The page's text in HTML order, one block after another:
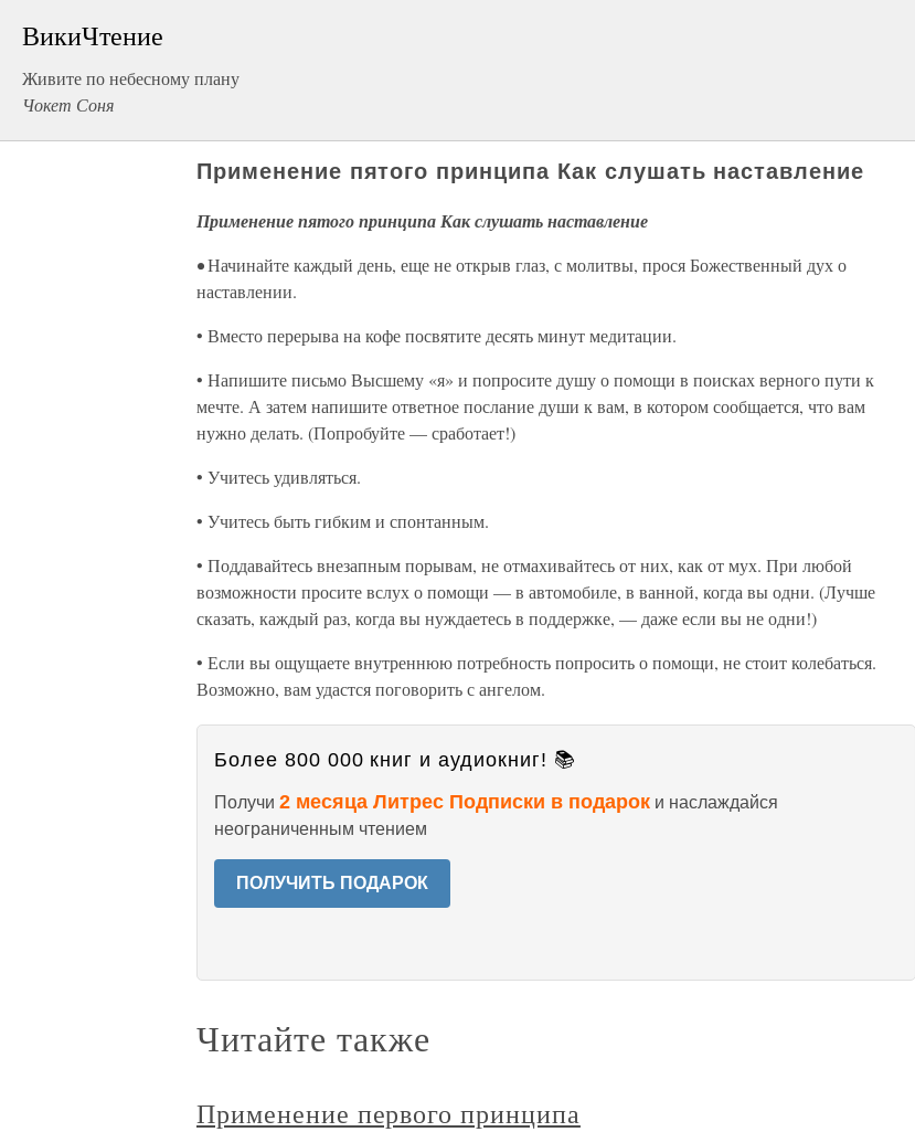
ВикиЧтение
Живите по небесному плану
Чокет Соня
Применение пятого принципа Как слушать наставление
Применение пятого принципа Как слушать наставление
•Начинайте каждый день, еще не открыв глаз, с молитвы, прося Божественный дух о
наставлении.
• Вместо перерыва на кофе посвятите десять минут медитации.
• Напишите письмо Высшему «я» и попросите душу о помощи в поисках верного пути к
мечте. А затем напишите ответное послание души к вам, в котором сообщается, что вам
нужно делать. (Попробуйте — сработает!)
• Учитесь удивляться.
• Учитесь быть гибким и спонтанным.
• Поддавайтесь внезапным порывам, не отмахивайтесь от них, как от мух. При любой
возможности просите вслух о помощи — в автомобиле, в ванной, когда вы одни. (Лучше
сказать, каждый раз, когда вы нуждаетесь в поддержке, — даже если вы не одни!)
• Если вы ощущаете внутреннюю потребность попросить о помощи, не стоит колебаться.
Возможно, вам удастся поговорить с ангелом.
Более 800 000 книг и аудиокниг! 📚
Получи 2 месяца Литрес Подписки в подарок и наслаждайся
неограниченным чтением
ПОЛУЧИТЬ ПОДАРОК
Читайте также
Применение первого принципа